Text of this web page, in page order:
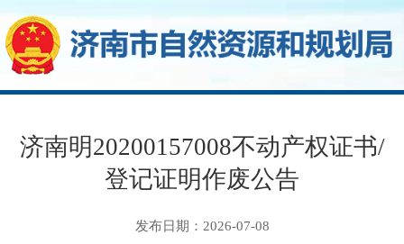
济南明20200157008不动产权证书/
登记证明作废公告
发布日期：2026-07-08